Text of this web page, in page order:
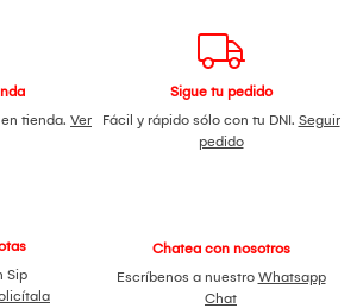
tienda. Ver
Sigue tu pedido
Fácil y rápido sólo con tu DNI. Seguir
pedido
Sip
Chatea con nosotros
Escríbenos a nuestro Whatsapp
Chat